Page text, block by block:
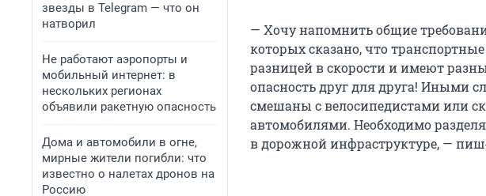
звезды в Telegram — что он
натворил
Не работают аэропорты и
мобильный интернет: в
нескольких регионах
объявили ракетную опасность
Дома и автомобили в огне,
мирные жители погибли: что
известно о налетах дронов на
Россию
— Хочу напомнить общие
которых сказано, что
разницей в скорости и имеют
опасность друг для друга! Иными
смешаны с велосипедистами или
автомобилями. Необходимо
в дорожной инфраструктуре, —